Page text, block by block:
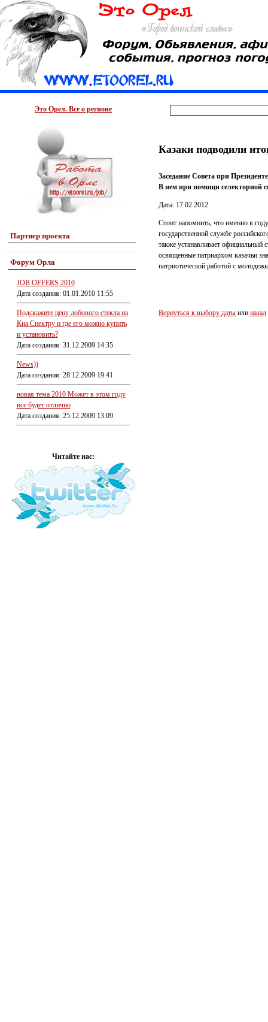
Это Орел. Все о регионе
Партнер проекта
Форум Орла
JOB OFFERS 2010
Дата создания: 01.01.2010 11:55
Подскажите цену лобового стекла на
Киа Спектру и где его можно купить
и установить?
Дата создания: 31.12.2009 14:35
News))
Дата создания: 28.12.2009 19:41
новая тема 2010 Может в этом году
все будет отлично
Дата создания: 25.12.2009 13:09
Читайте нас:
Казаки подводили
Заседание Совета при
В нем при помощи селекторной
Дата: 17.02.2012
Стоит напомнить, что именно в
государственной службе
также устанавливает официальный
освященные патриархом казачьи
патриотической работой с
Вернуться к выбору даты или назад